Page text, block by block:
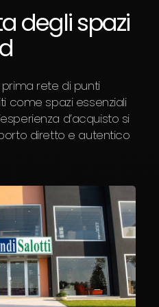
degli spazi
rete di punti
come spazi essenziali
d’acquisto si
diretto e autentico